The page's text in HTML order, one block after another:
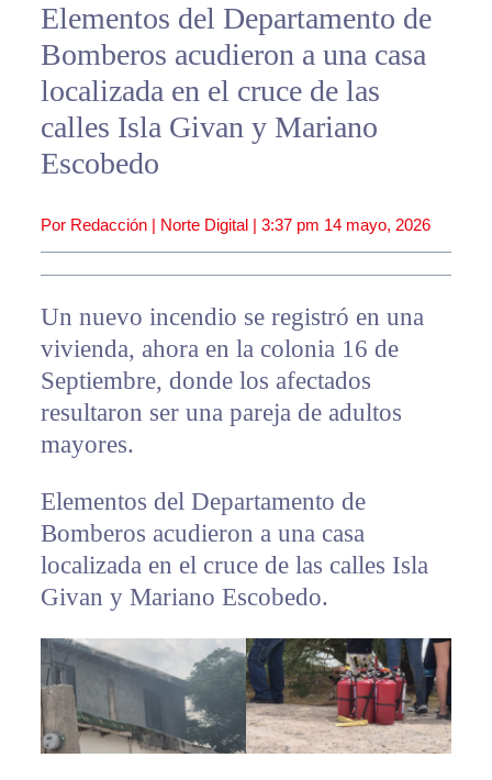
Elementos del Departamento de
Bomberos acudieron a una casa
localizada en el cruce de las
calles Isla Givan y Mariano
Escobedo
Por Redacción | Norte Digital | 3:37 pm 14 mayo, 2026
Un nuevo incendio se registró en una
vivienda, ahora en la colonia 16 de
Septiembre, donde los afectados
resultaron ser una pareja de adultos
mayores.
Elementos del Departamento de
Bomberos acudieron a una casa
localizada en el cruce de las calles Isla
Givan y Mariano Escobedo.